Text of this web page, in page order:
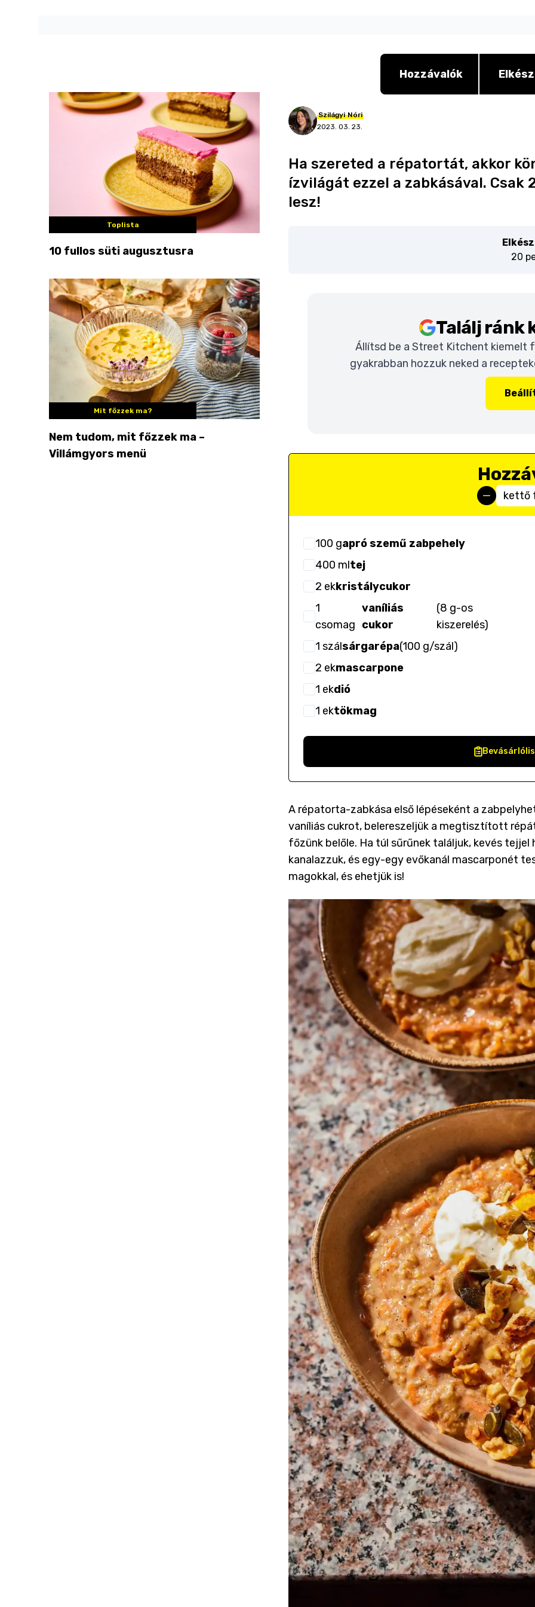
Toplista
10 fullos süti augusztusra
Mit főzzek ma?
Nem tudom, mit főzzek ma –
Villámgyors menü
Hozzávalók
Szilágyi Nóri
2023. 03. 23.
Ha szereted a répatortát, akkor
ízvilágát ezzel a zabkásával.
lesz!
20
Találj ránk
Állítsd be a Street Kitchent kiemelt
gyakrabban hozzuk neked a
kettő
100 gapró szemű zabpehely
400 mltej
2 ekkristálycukor
1
csomag
vaníliás
cukor
(8 g-os
kiszerelés)
1 szálsárgarépa(100 g/szál)
2 ekmascarpone
1 ekdió
1 ektökmag
A répatorta-zabkása első lépéseként a
vaníliás cukrot, belereszeljük a megtisztított
főzünk belőle. Ha túl sűrűnek találjuk, kevés
kanalazzuk, és egy-egy evőkanál mascarponét
magokkal, és ehetjük is!